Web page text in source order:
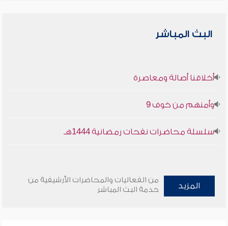
البث المباشر
أخلاقنا أصالة ومعاصرة
وأمنهم من خوف 9
سلسلة محاضرات نفحات رمضانية 1444هـ
المزيد
من الفعاليات والمحاضرات الأرشيفية من
خدمة البث المباشر